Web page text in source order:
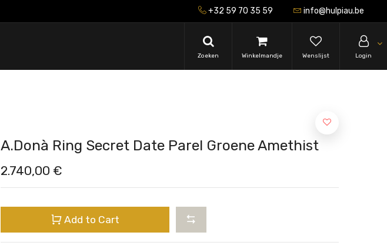
+32 59 70 35 59 info@hulpiau.be
Zoeken Winkelmandje Wenslijst Login
A.Donà Ring Secret Date Parel Groene Amethist
2.740,00 €
Add to Cart